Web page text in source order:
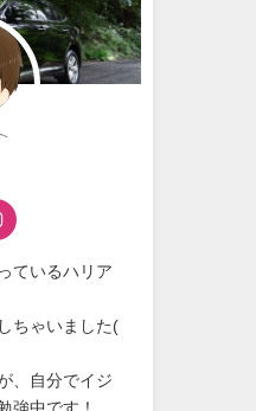
ているハリア
ちゃいました(
、自分でイジ
強中です！